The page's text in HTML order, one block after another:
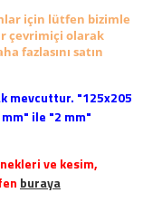
için lütfen bizimle
çevrimiçi olarak
fazlasını satın
mevcuttur. "125x205
ile "2 mm"
ve kesim,
buraya